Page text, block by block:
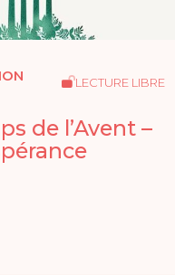
LECTURE LIBRE
de l’Avent –